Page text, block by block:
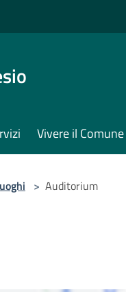
Vivere il Comune
> Auditorium